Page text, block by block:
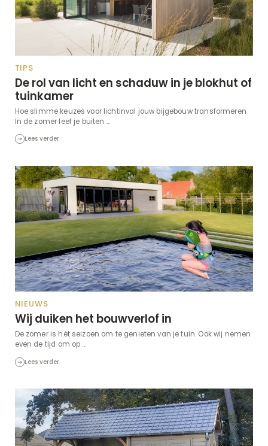
TIPS
De rol van licht en schaduw in je blokhut of
tuinkamer
Hoe slimme keuzes voor lichtinval jouw bijgebouw transformeren
In de zomer leef je buiten ...
Lees verder
NIEUWS
Wij duiken het bouwverlof in
De zomer is hét seizoen om te genieten van je tuin. Ook wij nemen
even de tijd om op ...
Lees verder